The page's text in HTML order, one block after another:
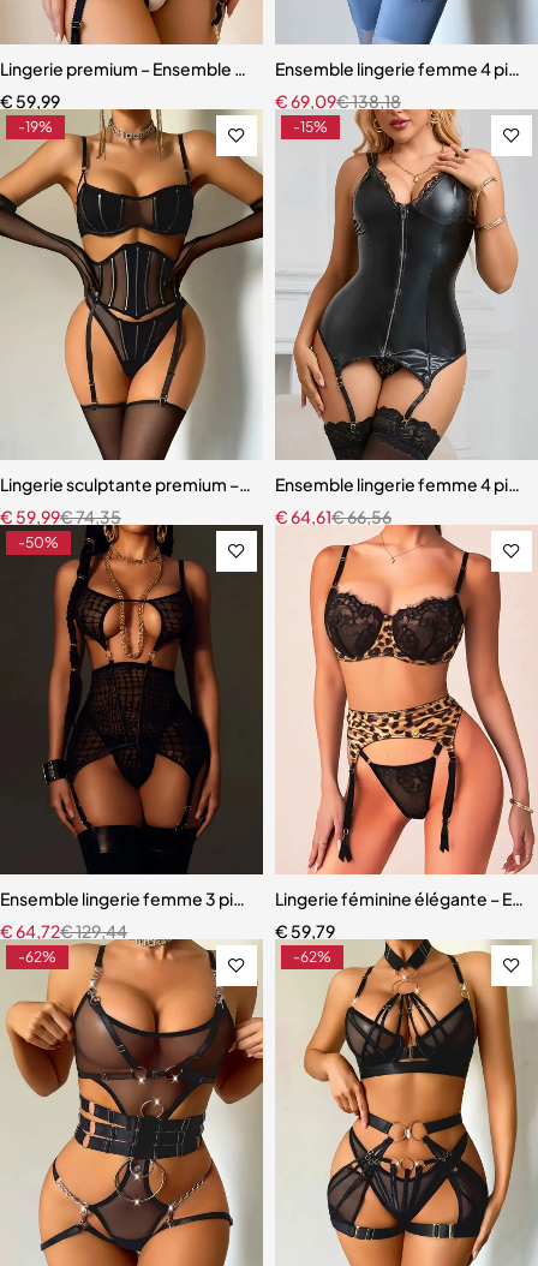
Lingerie premium – Ensemble sculptant en dentelle brodée florale
€ 59,99
Ensemble lingerie femme 4
€138,18
€69,09
-19%
Lingerie sculptante premium – Ensemble cinq pièces en maille ultra-
€74,35
€ 59,99
-15%
Ensemble lingerie femme 4
€66,56
€64,61
-50%
Ensemble lingerie femme 3 pièces – Texture alligator avec corset
€129,44
€64,72
Lingerie féminine élégante –
€ 59,79
-62% -62%